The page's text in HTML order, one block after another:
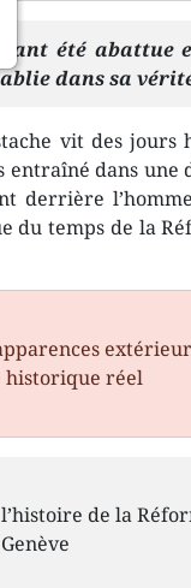
été abattue
dans sa
vit des jours
entraîné dans une
derrière
temps de la
historique réel
l’histoire de la
Genève